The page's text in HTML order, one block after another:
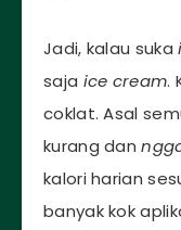
Jadi, kalau suka
saja ice cream.
coklat. Asal
kurang dan
kalori harian
banyak kok